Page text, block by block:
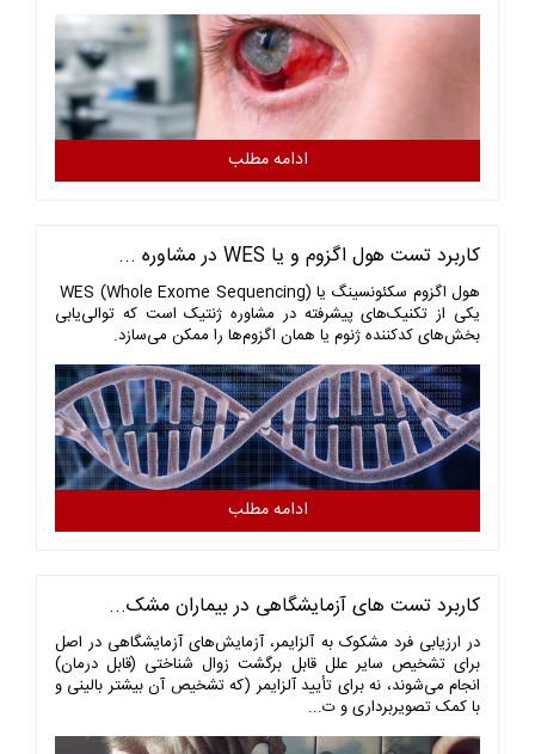
ادامه مطلب
کاربرد تست هول اگزوم و یا WES در مشاوره ...
هول اگزوم سکئونسینگ یا WES (Whole Exome Sequencing)
یکی از تکنیک‌های پیشرفته در مشاوره ژنتیک است که توالی‌یابی
بخش‌های کدکننده ژنوم یا همان اگزوم‌ها را ممکن می‌سازد.
ادامه مطلب
کاربرد تست های آزمایشگاهی در بیماران مشک...
در ارزیابی فرد مشکوک به آلزایمر، آزمایش‌های آزمایشگاهی در اصل
برای تشخیص سایر علل قابل برگشت زوال شناختی (قابل درمان)
انجام می‌شوند، نه برای تأیید آلزایمر (که تشخیص آن بیشتر بالینی و
با کمک تصویربرداری و ت...